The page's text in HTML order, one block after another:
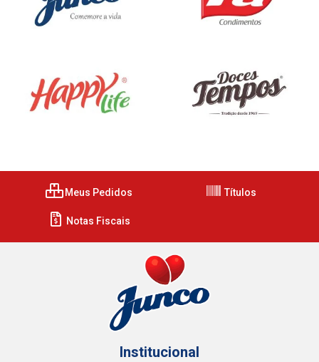
Meus Pedidos Títulos
Notas Fiscais
Institucional